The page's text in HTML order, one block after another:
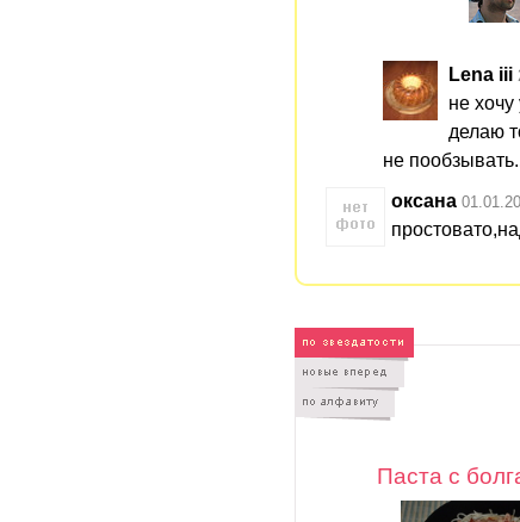
Lena iii
не
делаю
не
оксана
Паста с